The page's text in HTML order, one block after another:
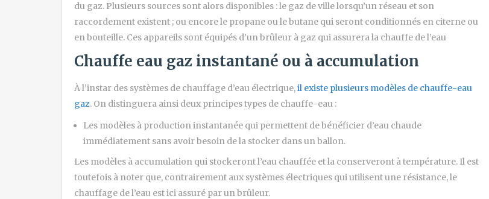
du gaz. Plusieurs sources sont alors disponibles : le gaz de ville lorsqu’un réseau et son
raccordement existent ; ou encore le propane ou le butane qui seront conditionnés en citerne ou
en bouteille. Ces appareils sont équipés d’un brûleur à gaz qui assurera la chauffe de l’eau
Chauffe eau gaz instantané ou à accumulation
À l’instar des systèmes de chauffage d’eau électrique,il existe plusieurs modèles de chauffe-eau
gaz. On distinguera ainsi deux principes types de chauffe-eau :
Les modèles à production instantanée qui permettent de bénéficier d’eau chaude
immédiatement sans avoir besoin de la stocker dans un ballon.
Les modèles à accumulation qui stockeront l’eau chauffée et la conserveront à température. Il est
toutefois à noter que, contrairement aux systèmes électriques qui utilisent une résistance, le
chauffage de l’eau est ici assuré par un brûleur.